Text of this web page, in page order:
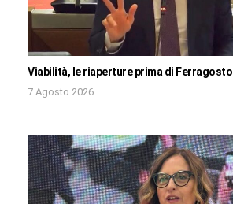
Viabilità, le riaperture prima di Ferragosto
7 Agosto 2026